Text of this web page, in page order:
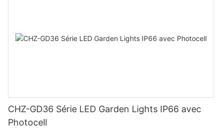
CHZ-GD36 Série LED Garden Lights IP66 avec
Photocell